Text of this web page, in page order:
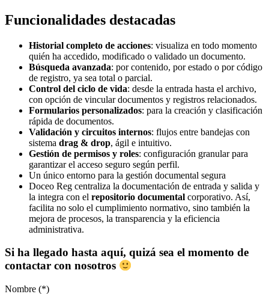
Funcionalidades destacadas
Historial completo de acciones: visualiza en todo momento
quién ha accedido, modificado o validado un documento.
Búsqueda avanzada: por contenido, por estado o por código
de registro, ya sea total o parcial.
Control del ciclo de vida: desde la entrada hasta el archivo,
con opción de vincular documentos y registros relacionados.
Formularios personalizados: para la creación y clasificación
rápida de documentos.
Validación y circuitos internos: flujos entre bandejas con
sistema drag & drop, ágil e intuitivo.
Gestión de permisos y roles: configuración granular para
garantizar el acceso seguro según perfil.
Un único entorno para la gestión documental segura
Doceo Reg centraliza la documentación de entrada y salida y
la integra con el repositorio documental corporativo. Así,
facilita no solo el cumplimiento normativo, sino también la
mejora de procesos, la transparencia y la eficiencia
administrativa.
Si ha llegado hasta aquí, quizá sea el momento de
contactar con nosotros
Nombre (*)